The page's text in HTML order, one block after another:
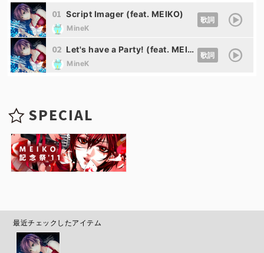
01 Script Imager (feat. MEIKO)
MineK
歌詞
02 Let's have a Party! (feat. MEIKO)
MineK
歌詞
SPECIAL
最近チェックしたアイテム